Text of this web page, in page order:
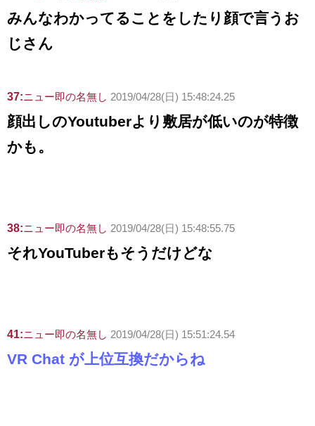
みんなわかってることをしたり顔で言うお
じさん
37:ニュー即の名無し 2019/04/28(日) 15:48:24.25
顔出しのYoutuberより敷居が低いのが特徴
かも。
38:ニュー即の名無し 2019/04/28(日) 15:48:55.75
それYouTuberもそうだけどな
41:ニュー即の名無し 2019/04/28(日) 15:51:24.54
VR Chat が上位互換だからね